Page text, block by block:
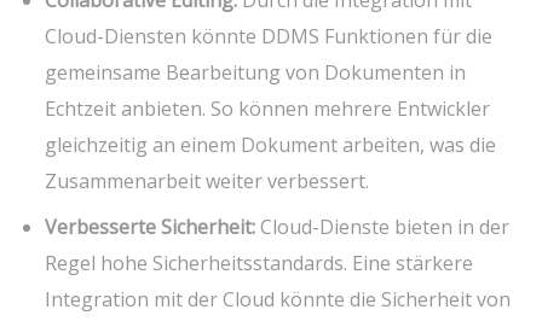
Cloud-Diensten könnte DDMS Funktionen für die
gemeinsame Bearbeitung von Dokumenten in
Echtzeit anbieten. So können mehrere Entwickler
gleichzeitig an einem Dokument arbeiten, was die
Zusammenarbeit weiter verbessert.
Verbesserte Sicherheit:Cloud-Dienste bieten in der
Regel hohe Sicherheitsstandards. Eine stärkere
Integration mit der Cloud könnte die Sicherheit von